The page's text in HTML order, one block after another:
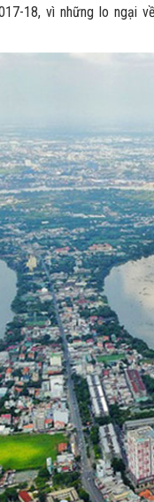
18, vì những lo ngại